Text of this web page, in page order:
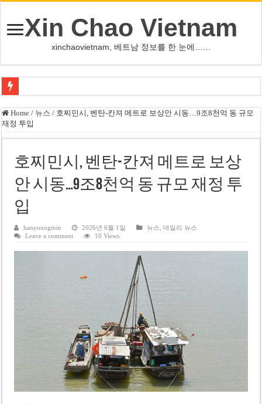
Xin Chao Vietnam
xinchaovietnam, 베트남 정보를 한 눈에……
하노이-하이퐁 고속도로 차량 투석 용의자 신원 확인
베트남 증시 업그레이드, 수십억 달러 유입 전망…수혜주는
하노이 쌍둥이 타워 99층 부지 현장…세계 최고층 빌딩 추진
하노이 부동산 시장, 아파트 선호도 급부상…토지·단독주택 주춤
베트남주식 SST, 2025년 현금 배당 80% 결정…과거 최대 350% 지급 이력
베트남 전자비자 사기 웹사이트 주의…외국인 여행자 피해 경보
베트남, 8월부터 토지·측량 처벌 강화… 기획사 코뮌 위원장 과태료 상한 50
호찌민시, 약 6,500㎡ 토지 용도변경 승인…리조트 개발 추진
Home / 뉴스 / 호찌민시, 벤탄-칸져 메트로 보상안 시동…9조8천억 동 규모
재정 투입
호찌민시, 벤탄-칸져 메트로 보상
안 시동…9조8천억 동 규모 재정 투
입
hanyoungmin 2026년 6월 1일 뉴스 ,데일리 뉴스
Leave a comment
10 Views